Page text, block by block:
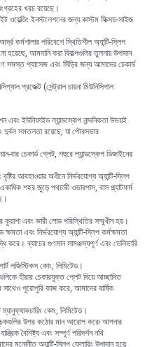
খরচ রয়েছে।
ইনস্টলেশনের জন্য কাস্টম ফিক্সড-সাইজ
কর্মশালার পরিবেশে স্থিতিশীল অ্যান্টি-স্লিপ
হয়েছে, আমদানি করা বিকল্পগুলির তুলনায় উপাদান
সমস্ত প্যাসেজ এবং সিঁড়ির জন্য আমাদের চেকার্ড
​​প্রজেক্ট (সেন্ট্রাল চায়না মিউনিসিপাল
এবং ইউনিফাইড ল্যান্ডস্কেপ নান্দনিকতা উভয়ই
দুর্বল সমতলতা রয়েছে, যা পৌরসভার
বার চেকার্ড প্লেট, শহুরে ল্যান্ডস্কেপ ডিজাইনের
আবহাওয়ার অধীনে নির্ভরযোগ্য অ্যান্টি-স্লিপ
শহর জুড়ে পথচারী ওভারপাস, বাস প্ল্যাটফর্ম
এবং ভারী লোড পরিস্থিতির সম্মুখীন হয়।
এবং নির্ভরযোগ্য অ্যান্টি-স্লিপ কর্মক্ষমতা
করে। ব্যাচের গুণমান সামঞ্জস্যপূর্ণ এবং ডেলিভারি
লজিস্টিকস কোং, লিমিটেড।
হীরার চেকারযুক্ত প্লেট দিয়ে আচ্ছাদিত
সাথেও পুরোপুরি কাজ করে, আমাদের বার্ষিক
কোং, লিমিটেড।
সূচকগুলির উপর কঠোর মান আরোপ করে৷ আপনার
বৈশিষ্ট্য এবং সম্পূর্ণ পরিদর্শন নথি
মনোনীত অ্যান্টি-স্লিপ ফ্লোরিং উপাদান হয়ে